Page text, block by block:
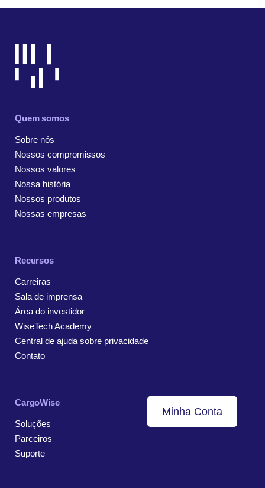
Quem somos
Sobre nós
Nossos compromissos
Nossos valores
Nossa história
Nossos produtos
Nossas empresas
Recursos
Carreiras
Sala de imprensa
Área do investidor
WiseTech Academy
Central de ajuda sobre privacidade
Contato
CargoWise
Soluções
Parceiros
Suporte
Minha Conta